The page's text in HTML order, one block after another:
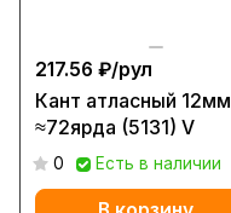
217.56 ₽/рул
Кант атласный 12мм
≈72ярда (5131) V
0 Есть в наличии